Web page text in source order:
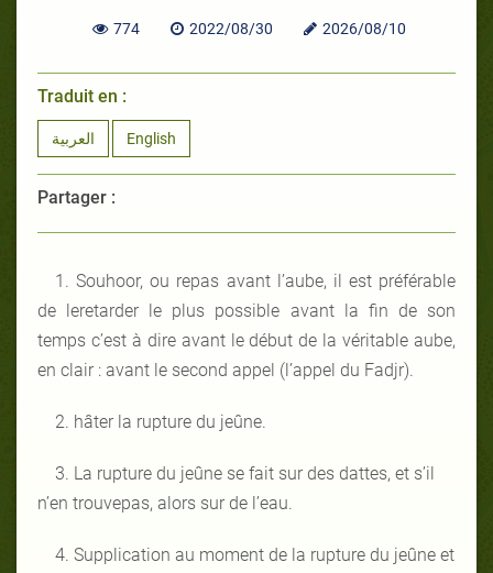
774 2022/08/30 2026/08/10
Traduit en :
العربية English
Partager :
1. Souhoor, ou repas avant l’aube, il est préférable
de leretarder le plus possible avant la fin de son
temps c’est à dire avant le début de la véritable aube,
en clair : avant le second appel (l’appel du Fadjr).
2. hâter la rupture du jeûne.
3. La rupture du jeûne se fait sur des dattes, et s’il
n’en trouvepas, alors sur de l’eau.
4. Supplication au moment de la rupture du jeûne et